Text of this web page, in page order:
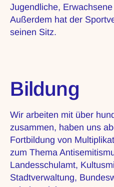
Jugendliche,
Außerdem hat der
seinen Sitz.
Bildung
Wir arbeiten mit über
zusammen, haben uns
Fortbildung von
zum Thema
Landesschulamt,
Stadtverwaltung,